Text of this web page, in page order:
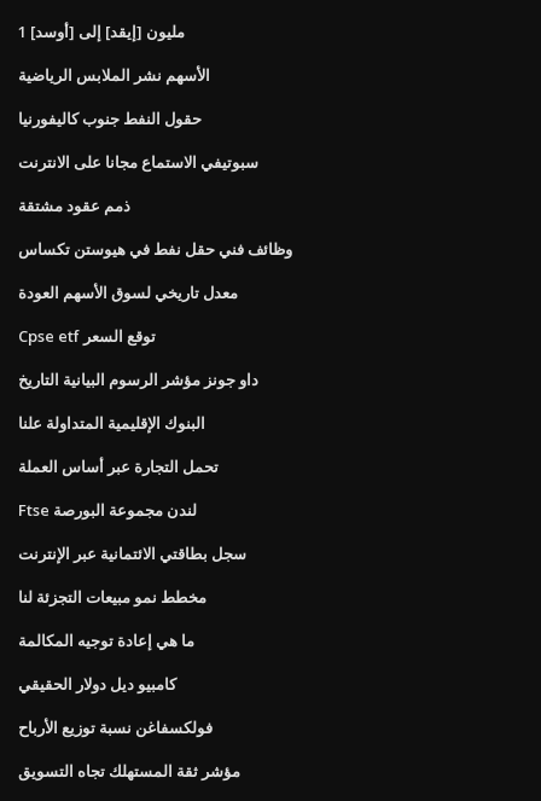
1 مليون [إيقد] إلى [أوسد]
الأسهم نشر الملابس الرياضية
حقول النفط جنوب كاليفورنيا
سبوتيفي الاستماع مجانا على الانترنت
ذمم عقود مشتقة
وظائف فني حقل نفط في هيوستن تكساس
معدل تاريخي لسوق الأسهم العودة
Cpse etf توقع السعر
داو جونز مؤشر الرسوم البيانية التاريخ
البنوك الإقليمية المتداولة علنا
تحمل التجارة عبر أساس العملة
Ftse لندن مجموعة البورصة
سجل بطاقتي الائتمانية عبر الإنترنت
مخطط نمو مبيعات التجزئة لنا
ما هي إعادة توجيه المكالمة
كامبيو ديل دولار الحقيقي
فولكسفاغن نسبة توزيع الأرباح
مؤشر ثقة المستهلك تجاه التسويق